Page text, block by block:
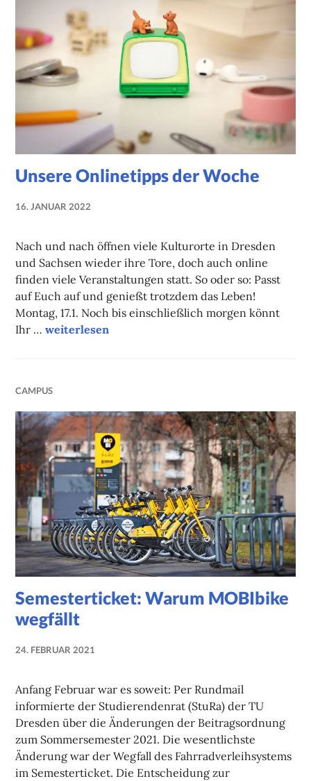
Unsere Onlinetipps der Woche
16. JANUAR 2022
Nach und nach öffnen viele Kulturorte in Dresden
und Sachsen wieder ihre Tore, doch auch online
finden viele Veranstaltungen statt. So oder so: Passt
auf Euch auf und genießt trotzdem das Leben!
Montag, 17.1. Noch bis einschließlich morgen könnt
Ihr …Unsere Onlinetipps der Woche
weiterlesen
CAMPUS
Semesterticket: Warum MOBIbike
wegfällt
24. FEBRUAR 2021
Anfang Februar war es soweit: Per Rundmail
informierte der Studierendenrat (StuRa) der TU
Dresden über die Änderungen der Beitragsordnung
zum Sommersemester 2021. Die wesentlichste
Änderung war der Wegfall des Fahrradverleihsystems
im Semesterticket. Die Entscheidung zur